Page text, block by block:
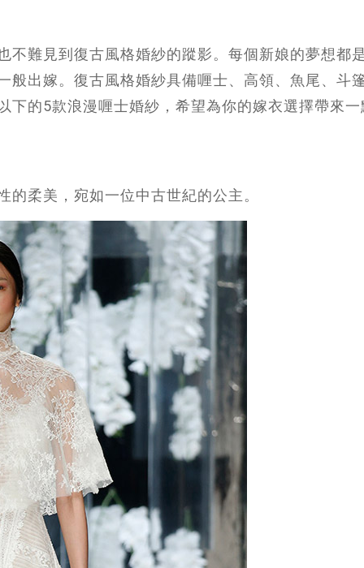
不難見到復古風格婚紗的蹤影。每個新娘的夢想都
般出嫁。復古風格婚紗具備喱士、高領、魚尾、斗
下的5款浪漫喱士婚紗，希望為你的嫁衣選擇帶來
柔美，宛如一位中古世紀的公主。